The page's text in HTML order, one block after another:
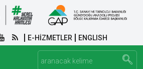
E-HİZMETLER ENGLISH